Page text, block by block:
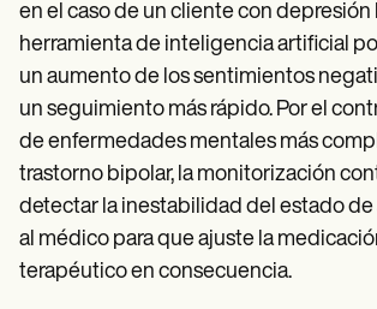
en el caso de un cliente con depresión
herramienta de inteligencia artificial
un aumento de los sentimientos
un seguimiento más rápido. Por el
de enfermedades mentales más
trastorno bipolar, la monitorización
detectar la inestabilidad del estado de
al médico para que ajuste la
terapéutico en consecuencia.